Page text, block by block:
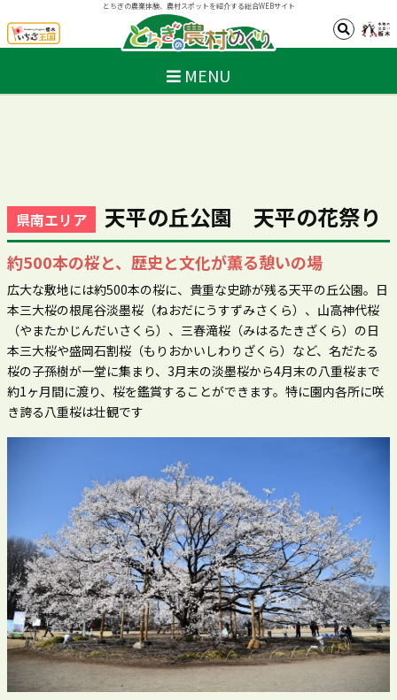
とちぎの農業体験、農村スポットを紹介する総合WEBサイト
MENU
県南エリア 天平の丘公園 天平の花祭り
約500本の桜と、歴史と文化が薫る憩いの場
広大な敷地には約500本の桜に、貴重な史跡が残る天平の丘公園。日
本三大桜の根尾谷淡墨桜（ねおだにうすずみさくら）、山高神代桜
（やまたかじんだいさくら）、三春滝桜（みはるたきざくら）の日
本三大桜や盛岡石割桜（もりおかいしわりざくら）など、名だたる
桜の子孫樹が一堂に集まり、3月末の淡墨桜から4月末の八重桜まで
約1ヶ月間に渡り、桜を鑑賞することができます。特に園内各所に咲
き誇る八重桜は壮観です